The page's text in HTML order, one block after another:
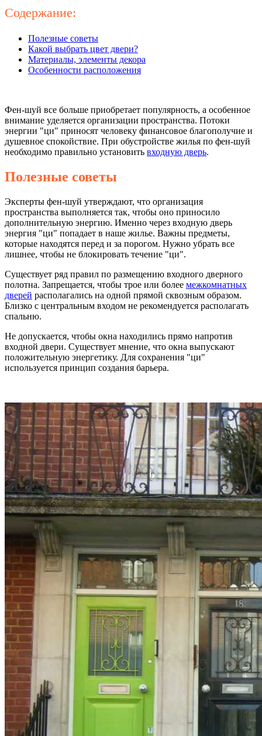
Содержание:
Полезные советы
Какой выбрать цвет двери?
Материалы, элементы декора
Особенности расположения
Фен-шуй все больше приобретает популярность, а особенное
внимание уделяется организации пространства. Потоки
энергии "ци" приносят человеку финансовое благополучие и
душевное спокойствие. При обустройстве жилья по фен-шуй
необходимо правильно установить входную дверь.
Полезные советы
Эксперты фен-шуй утверждают, что организация
пространства выполняется так, чтобы оно приносило
дополнительную энергию. Именно через входную дверь
энергия "ци" попадает в наше жилье. Важны предметы,
которые находятся перед и за порогом. Нужно убрать все
лишнее, чтобы не блокировать течение "ци".
Существует ряд правил по размещению входного дверного
полотна. Запрещается, чтобы трое или более межкомнатных
дверей располагались на одной прямой сквозным образом.
Близко с центральным входом не рекомендуется располагать
спальню.
Не допускается, чтобы окна находились прямо напротив
входной двери. Существует мнение, что окна выпускают
положительную энергетику. Для сохранения "ци"
используется принцип создания барьера.